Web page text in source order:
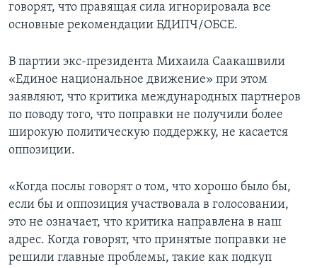
говорят, что правящая сила игнорировала все
основные рекомендации БДИПЧ/ОБСЕ.
В партии экс-президента Михаила Саакашвили
«Единое национальное движение» при этом
заявляют, что критика международных партнеров
по поводу того, что поправки не получили более
широкую политическую поддержку, не касается
оппозиции.
«Когда послы говорят о том, что хорошо было бы,
если бы и оппозиция участвовала в голосовании,
это не означает, что критика направлена в наш
адрес. Когда говорят, что принятые поправки не
решили главные проблемы, такие как подкуп